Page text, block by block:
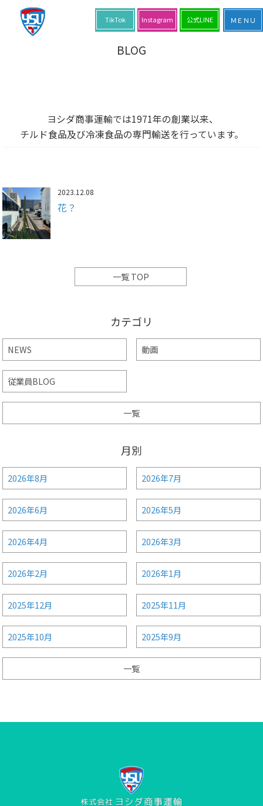
BLOG
ヨシダ商事運輸では1971年の創業以来、
チルド食品及び冷凍食品の専門輸送を行っています。
2023.12.08
花？
一覧 TOP
カテゴリ
NEWS 動画
従業員BLOG
一覧
月別
2026年8月 2026年7月
2026年6月 2026年5月
2026年4月 2026年3月
2026年2月 2026年1月
2025年12月 2025年11月
2025年10月 2025年9月
一覧
公式LINE
Instagram
TikTok